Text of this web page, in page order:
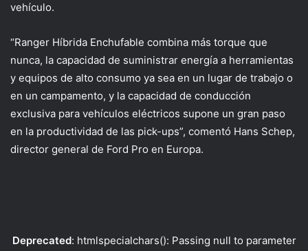
vehículo.
“Ranger Híbrida Enchufable combina más torque que
nunca, la capacidad de suministrar energía a herramientas
y equipos de alto consumo ya sea en un lugar de trabajo o
en un campamento, y la capacidad de conducción
exclusiva para vehículos eléctricos supone un gran paso
en la productividad de las pick-ups”, comentó Hans Schep,
director general de Ford Pro en Europa.
Deprecated: htmlspecialchars(): Passing null to parameter